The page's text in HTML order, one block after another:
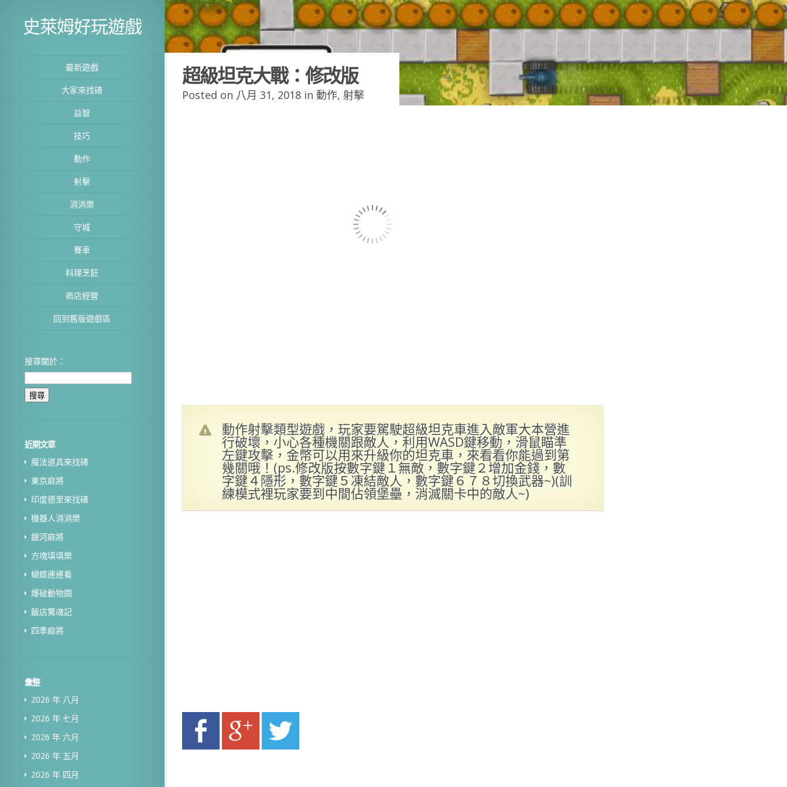
史萊姆好玩遊戲
最新遊戲
大家來找碴
益智
技巧
動作
射擊
消消樂
守城
賽車
料理烹飪
商店經營
回到舊版遊戲區
搜尋關於：
近期文章
魔法道具來找碴
東京麻將
印度德里來找碴
機器人消消樂
銀河麻將
方塊填填樂
蝴蝶連連看
爆破動物園
飯店驚魂記
四季麻將
彙整
2026 年 八月
2026 年 七月
2026 年 六月
2026 年 五月
2026 年 四月
超級坦克大戰：修改版
Posted on 八月 31, 2018 in 動作, 射擊
動作射擊類型遊戲，玩家要駕駛超級坦克車進入敵軍大本營進
行破壞，小心各種機關跟敵人，利用WASD鍵移動，滑鼠瞄準
左鍵攻擊，金幣可以用來升級你的坦克車，來看看你能過到第
幾關哦！(ps.修改版按數字鍵１無敵，數字鍵２增加金錢，數
字鍵４隱形，數字鍵５凍結敵人，數字鍵６７８切換武器~)(訓
練模式裡玩家要到中間佔領堡壘，消滅關卡中的敵人~)